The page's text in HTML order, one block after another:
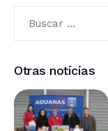
Otras noticias